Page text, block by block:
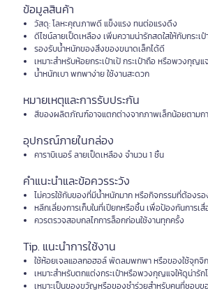
ข้อมูลสินค้า
วัสดุ: โลหะคุณภาพดี แข็งแรง ทนต่อแรงดึง
ดีไซน์ลายเป็ดเหลือง เพิ่มความน่ารักสดใสให้กับกระ
รองรับน้ำหนักของสิ่งของขนาดเล็กได้ดี
เหมาะสำหรับห้อยกระเป๋าเป้ กระเป๋าถือ หรือพวงกุญแ
น้ำหนักเบา พกพาง่าย ใช้งานสะดวก
หมายเหตุและการรับประกัน
สีของผลิตภัณฑ์อาจแตกต่างจากภาพเล็กน้อยตามก
อุปกรณ์ภายในกล่อง
คาราบิเนอร์ ลายเป็ดเหลือง จำนวน 1 ชิ้น
คำแนะนำและข้อควรระวัง
ไม่ควรใช้กับของที่มีน้ำหนักมาก หรือกิจกรรมที่ต้องรอ
หลีกเลี่ยงการเก็บในที่เปียกหรือชื้น เพื่อป้องกันการเ
ควรตรวจสอบกลไกการล็อกก่อนใช้งานทุกครั้ง
Tip. แนะนำการใช้งาน
ใช้ห้อยเจลแอลกอฮอล์ พัดลมพกพา หรือของใช้จุกจิ
เหมาะสำหรับตกแต่งกระเป๋าหรือพวงกุญแจให้ดูน่ารัก
เหมาะเป็นของขวัญหรือของชำร่วยสำหรับคนที่ชอบข